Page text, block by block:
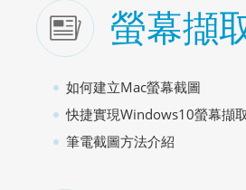
螢幕擷
如何建立Mac螢幕截圖
快捷實現Windows10螢幕擷取
筆電截圖方法介紹